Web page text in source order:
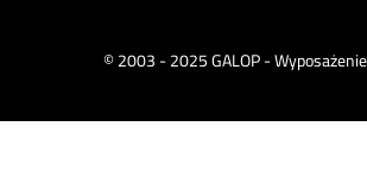
© 2003 - 2025 GALOP -